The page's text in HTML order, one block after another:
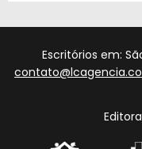
Escritórios em: